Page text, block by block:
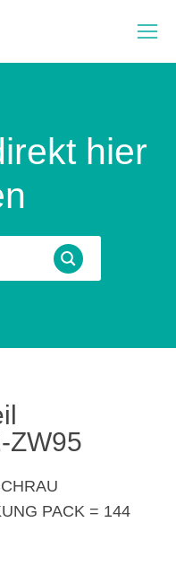
hier
ZW95
PACK = 144